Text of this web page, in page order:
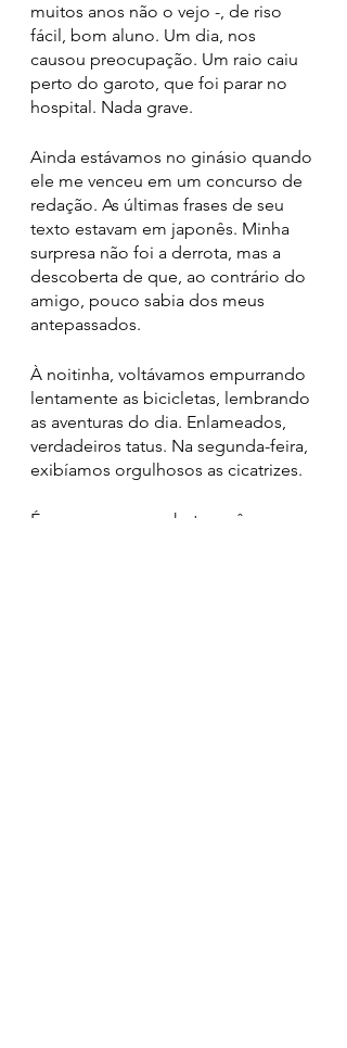
muitos anos não o vejo -, de riso
fácil, bom aluno. Um dia, nos
causou preocupação. Um raio caiu
perto do garoto, que foi parar no
hospital. Nada grave.
Ainda estávamos no ginásio quando
ele me venceu em um concurso de
redação. As últimas frases de seu
texto estavam em japonês. Minha
surpresa não foi a derrota, mas a
descoberta de que, ao contrário do
amigo, pouco sabia dos meus
antepassados.
À noitinha, voltávamos empurrando
lentamente as bicicletas, lembrando
as aventuras do dia. Enlameados,
verdadeiros tatus. Na segunda-feira,
exibíamos orgulhosos as cicatrizes.
Éramos um grupo heterogêneo,